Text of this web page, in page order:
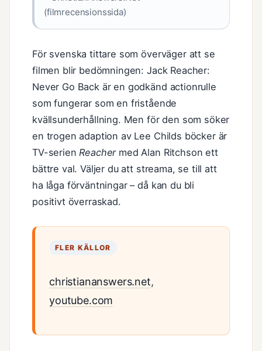
(filmrecensionssida)
För svenska tittare som överväger att se
filmen blir bedömningen: Jack Reacher:
Never Go Back är en godkänd actionrulle
som fungerar som en fristående
kvällsunderhållning. Men för den som söker
en trogen adaption av Lee Childs böcker är
TV-serienReachermed Alan Ritchson ett
bättre val. Väljer du att streama, se till att
ha låga förväntningar – då kan du bli
positivt överraskad.
FLER KÄLLOR
christiananswers.net,
youtube.com